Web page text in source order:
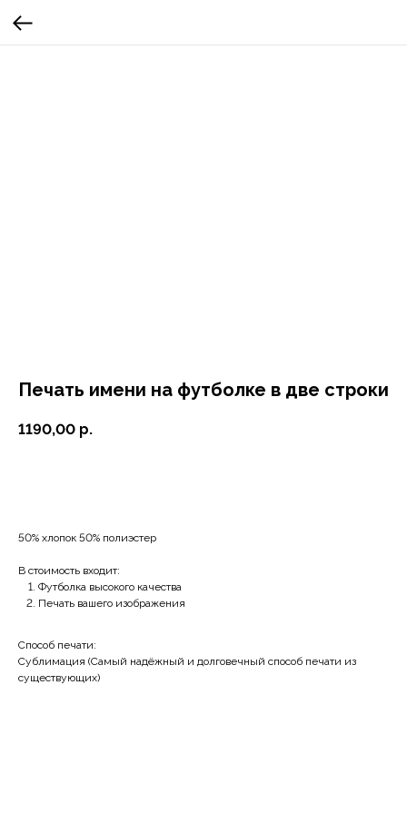
Печать имени на футболке в две строки
1190,00 р.
50% хлопок 50% полиэстер
В стоимость входит:
Футболка высокого качества
Печать вашего изображения
Способ печати:
Сублимация (Самый надёжный и долговечный способ печати из
существующих)